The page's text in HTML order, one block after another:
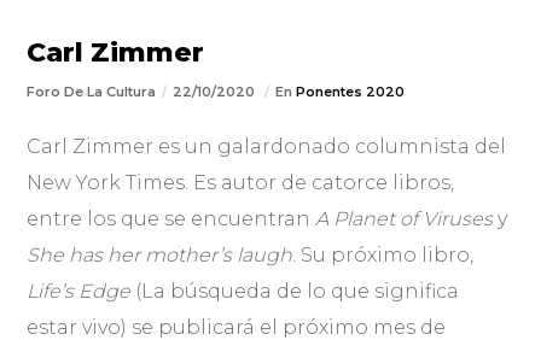
Carl Zimmer
Foro De La Cultura 22/10/2020 EnPonentes 2020
Carl Zimmer es un galardonado columnista del
New York Times. Es autor de catorce libros,
entre los que se encuentran A Planet of Virusesy
She has her mother’s laugh . Su próximo libro,
Life’s Edge (La búsqueda de lo que significa
estar vivo) se publicará el próximo mes de